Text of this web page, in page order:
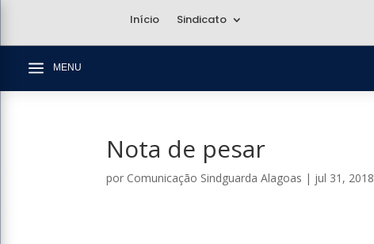
Início Sindicato
a MENU
Nota de pesar
por Comunicação Sindguarda Alagoas | jul 31, 2018